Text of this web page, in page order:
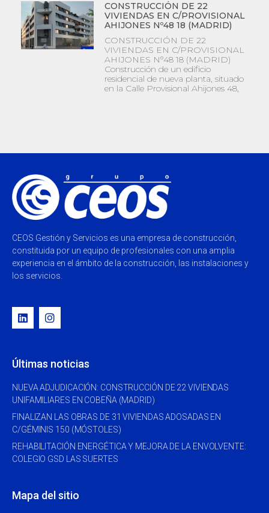
CONSTRUCCIÓN DE 22
VIVIENDAS EN C/PROVISIONAL
AHIJONES Nº48 18 (MADRID)
CONSTRUCCIÓN DE 22
VIVIENDAS EN C/PROVISIONAL
AHIJONES Nº48 18 (MADRID)
Construcción de un edificio
residencial de nueva planta, situado
en la Calle Provisional Ahijones 48,
CEOS Gestión y Servicios es una empresa de construcción,
constituida por un equipo de profesionales con una amplia
experiencia en el ámbito de la construcción, las instalaciones y
los servicios.
Últimas noticias
NUEVA ADJUDICACIÓN: CONSTRUCCIÓN DE 22 VIVIENDAS
UNIFAMILIARES EN COBEÑA (MADRID)
FINALIZAN LAS OBRAS DE 31 VIVIENDAS ADOSADAS EN
C/GÉMINIS 150 (MÓSTOLES)
REHABILITACIÓN ENERGÉTICA Y MEJORA DE LA ENVOLVENTE:
COLEGIO GSD LAS SUERTES
Mapa del sitio